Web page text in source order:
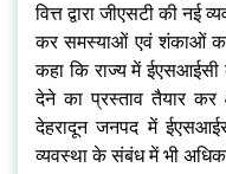
वित्त द्वारा जीएसटी की
कर समस्याओं एवं शंकाओं का
कहा कि राज्य में
देने का प्रस्ताव तैयार कर
देहरादून जनपद में
व्यवस्था के संबंध में भी